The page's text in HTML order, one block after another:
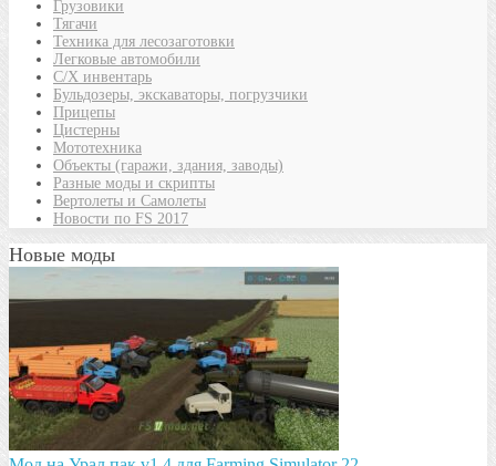
Грузовики
Тягачи
Техника для лесозаготовки
Легковые автомобили
С/Х инвентарь
Бульдозеры, экскаваторы, погрузчики
Прицепы
Цистерны
Мототехника
Объекты (гаражи, здания, заводы)
Разные моды и скрипты
Вертолеты и Самолеты
Новости по FS 2017
Новые моды